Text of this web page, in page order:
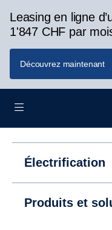
Leasing en ligne
1'847 CHF par
Découvrez maintenant
Électrification
Produits et